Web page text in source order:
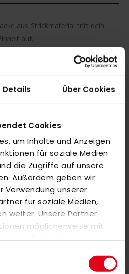
Details Über Cookies
Cookies
um Inhalte und Anzeigen
für soziale Medien
die Zugriffe auf unsere
Außerdem geben wir
Verwendung unserer
für soziale Medien,
weiter. Unsere Partner
möglicherweise mit
die Sie ihnen
haben.
aus Strickmaterial tritt dein
auf.
hergestellt. Eine
garantiert optimale
mit aufgesticktem adidas Logo
an den Schultern.
hydrophilic finish, AEROREADY,
hergestellt.
Sie dem Warenkorb hinzuzufügen
Pinneberg Trikot Herren navy